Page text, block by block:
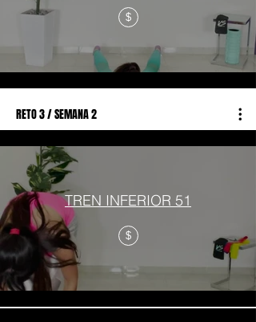
$
RETO 3 / SEMANA 2
TREN INFERIOR 51
$